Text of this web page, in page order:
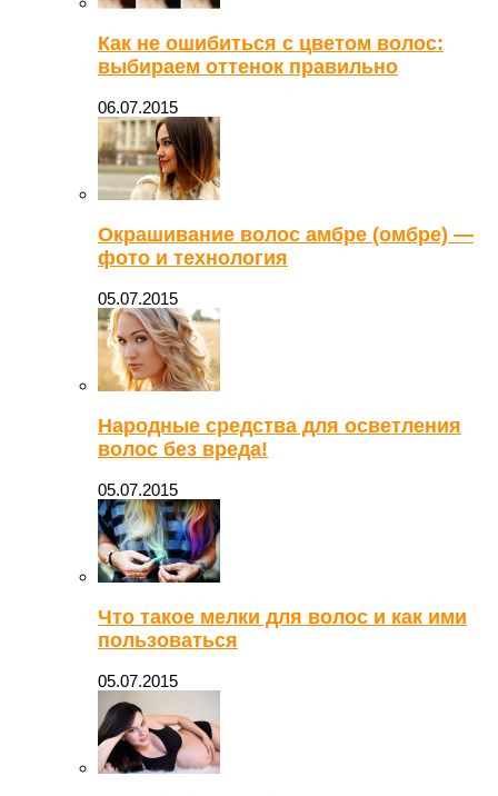
Как не ошибиться с цветом волос:
выбираем оттенок правильно
06.07.2015
Окрашивание волос амбре (омбре) —
фото и технология
05.07.2015
Народные средства для осветления
волос без вреда!
05.07.2015
Что такое мелки для волос и как ими
пользоваться
05.07.2015